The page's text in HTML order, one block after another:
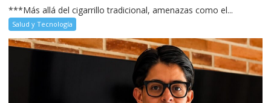
***Más allá del cigarrillo tradicional, amenazas como el...
Salud y Tecnología